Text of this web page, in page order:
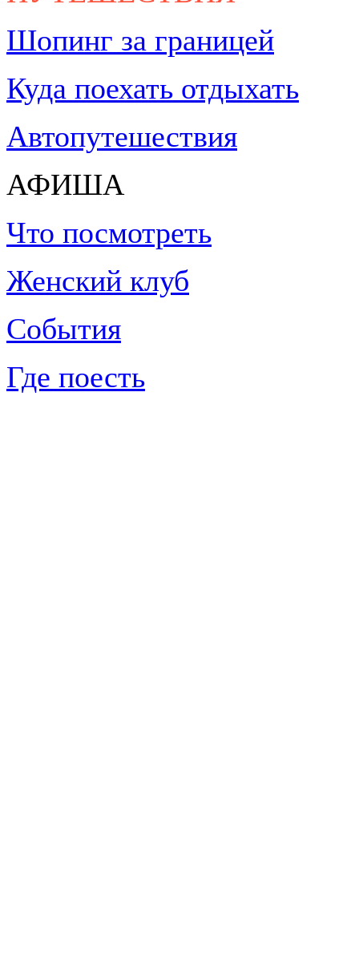
Шопинг за границей
Куда поехать отдыхать
Автопутешествия
АФИША
Что посмотреть
Женский клуб
События
Где поесть